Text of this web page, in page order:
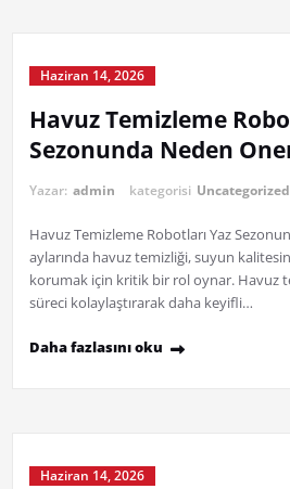
Haziran 14, 2026
Havuz Temizleme
Sezonunda Neden
Yazar: admin kategorisi Uncategorized
Havuz Temizleme Robotları Yaz
aylarında havuz temizliği, suyun kalitesini
korumak için kritik bir rol oynar. Havuz
süreci kolaylaştırarak daha keyifli…
Daha fazlasını oku
Haziran 14, 2026